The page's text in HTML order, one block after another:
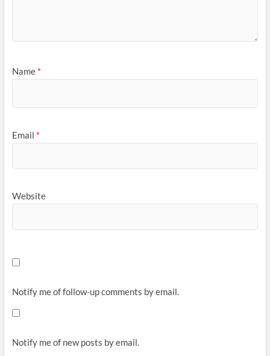
Name *
Email *
Website
Notify me of follow-up comments by email.
Notify me of new posts by email.